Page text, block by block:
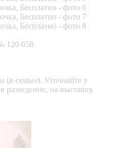
120 058
(в семью). Уточняйте у
разведение, на выставку.